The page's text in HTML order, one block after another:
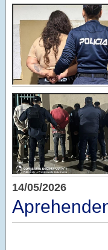
14/05/2026